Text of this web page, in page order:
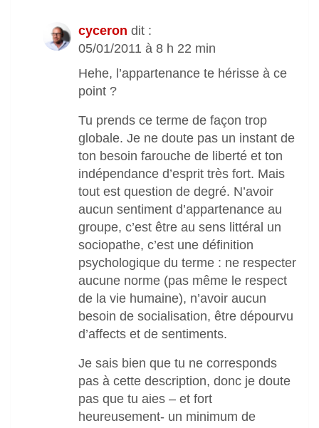
cyceron dit :
05/01/2011 à 8 h 22 min
Hehe, l’appartenance te hérisse à ce
point ?
Tu prends ce terme de façon trop
globale. Je ne doute pas un instant de
ton besoin farouche de liberté et ton
indépendance d’esprit très fort. Mais
tout est question de degré. N’avoir
aucun sentiment d’appartenance au
groupe, c’est être au sens littéral un
sociopathe, c’est une définition
psychologique du terme : ne respecter
aucune norme (pas même le respect
de la vie humaine), n’avoir aucun
besoin de socialisation, être dépourvu
d’affects et de sentiments.
Je sais bien que tu ne corresponds
pas à cette description, donc je doute
pas que tu aies – et fort
heureusement- un minimum de